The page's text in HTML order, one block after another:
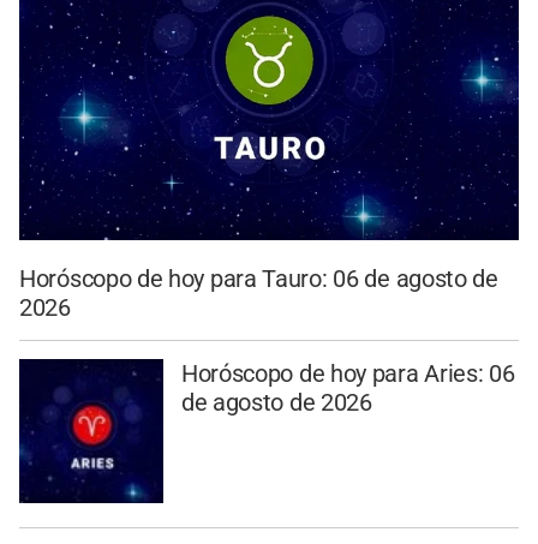
Horóscopo de hoy para Tauro: 06 de agosto de
2026
Horóscopo de hoy para Aries: 06
de agosto de 2026